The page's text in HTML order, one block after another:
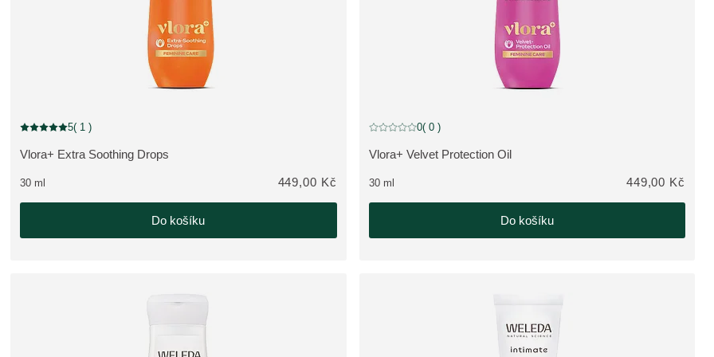
ZOBRAZIT PRODUKT:
Vlora+ Extra Soothing Drops
Aktuální hodnocení: 5 z 5 hvězdiček hodnoceno 1 zákazníky
5( 1 )
30 ml 449,00 Kč
Do košíku
ZOBRAZIT PRODUKT:
Vlora+ Velvet Protection Oil
Aktuální hodnocení: 0 z 5 hvězdiček hodnoceno 0 zákazníky
0( 0 )
30 ml 449,00 Kč
Do košíku